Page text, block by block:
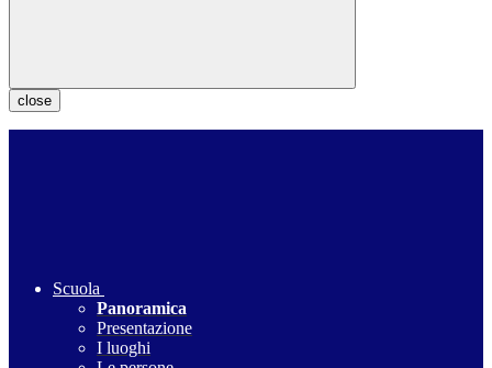
close
Scuola
Panoramica
Presentazione
I luoghi